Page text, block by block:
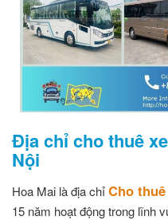
Địa chỉ cho thuê
Nội
Hoa Mai là địa chỉCho
15 năm hoạt động trong lĩnh